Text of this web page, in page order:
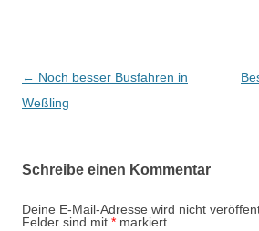
Beitragsnavigation
← Noch besser Busfahren in
Weßling
Schreibe einen Kommentar
Deine E-Mail-Adresse wird nicht
Felder sind mit * markiert